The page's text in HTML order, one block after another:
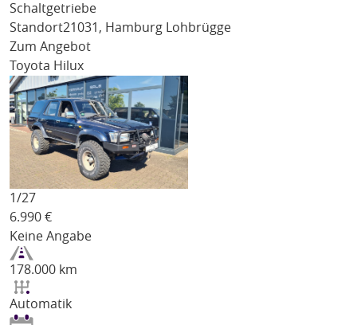
Schaltgetriebe
Standort21031, Hamburg Lohbrügge
Zum Angebot
Toyota Hilux
1/27
6.990 €
Keine Angabe
178.000 km
Automatik